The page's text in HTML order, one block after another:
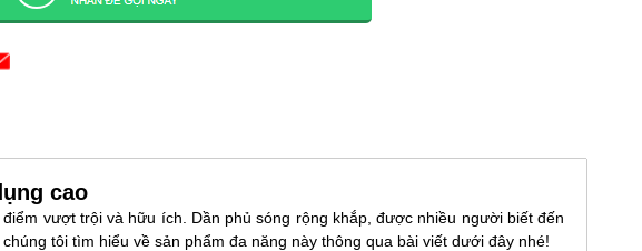
cao
vượt trội và hữu ích. Dần phủ sóng rộng khắp, được nhiều người biết đến
tôi tìm hiểu về sản phẩm đa năng này thông qua bài viết dưới đây nhé!